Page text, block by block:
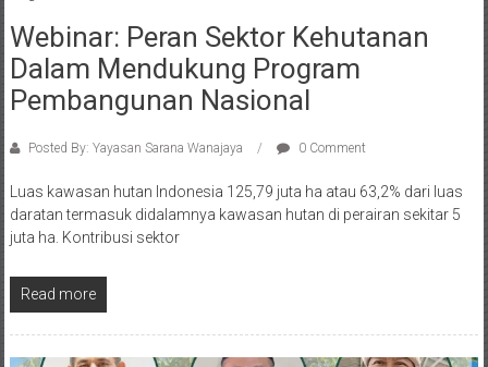
Webinar: Peran Sektor Kehutanan
Dalam Mendukung Program
Pembangunan Nasional
Posted By: Yayasan Sarana Wanajaya 0 Comment
Luas kawasan hutan Indonesia 125,79 juta ha atau 63,2% dari luas
daratan termasuk didalamnya kawasan hutan di perairan sekitar 5
juta ha. Kontribusi sektor
Read more